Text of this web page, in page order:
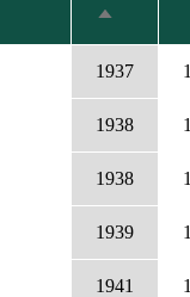
1937
1938
1938
1939
1941